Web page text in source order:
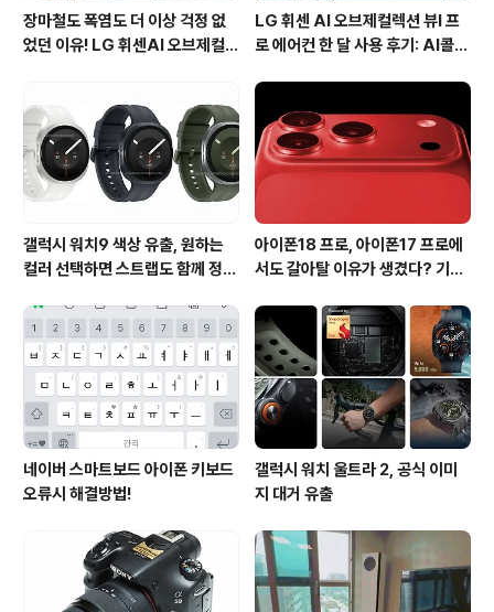
장마철도 폭염도 더 이상 걱정 없
었던 이유! LG 휘센AI 오브제컬렉
LG 휘센 AI 오브제컬렉션 뷰I 프
로 에어컨 한 달 사용 후기: AI콜드
갤럭시 워치9 색상 유출, 원하는
컬러 선택하면 스트랩도 함께 정해
아이폰18 프로, 아이폰17 프로에
서도 갈아탈 이유가 생겼다? 기대
네이버 스마트보드 아이폰 키보드
오류시 해결방법!
갤럭시 워치 울트라 2, 공식 이미
지 대거 유출